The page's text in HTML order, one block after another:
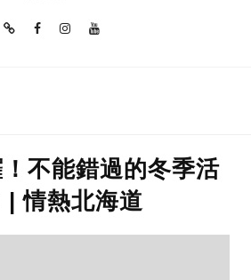
不能錯過的冬季活
| 情熱北海道